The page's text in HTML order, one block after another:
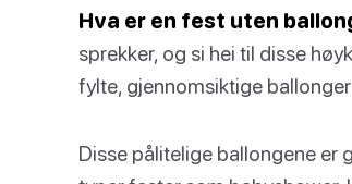
Hva er en fest uten
sprekker, og si hei til disse
fylte, gjennomsiktige
Disse pålitelige ballongene er